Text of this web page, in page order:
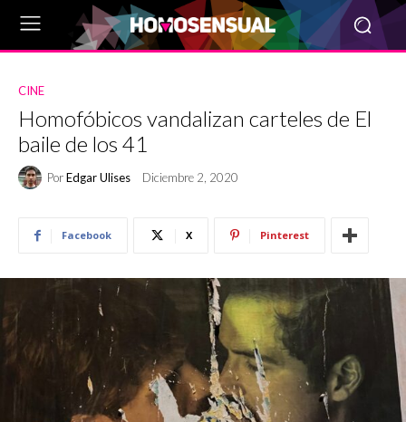
CINE
Homofóbicos vandalizan carteles de El
baile de los 41
PorEdgar Ulises Diciembre 2, 2020
Facebook X Pinterest